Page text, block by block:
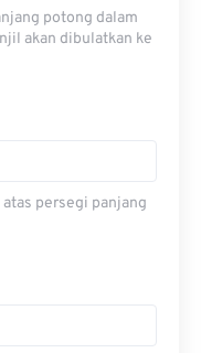
potong dalam
akan dibulatkan ke
persegi panjang